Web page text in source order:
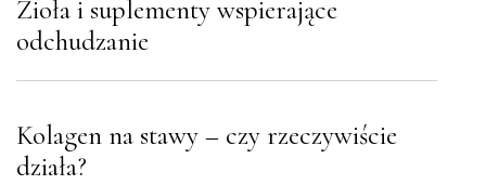
Zioła i suplementy wspierające
odchudzanie
Kolagen na stawy – czy rzeczywiście
działa?